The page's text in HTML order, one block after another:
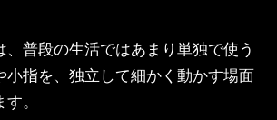
、普段の生活ではあまり単独で使う
小指を、独立して細かく動かす場面
。